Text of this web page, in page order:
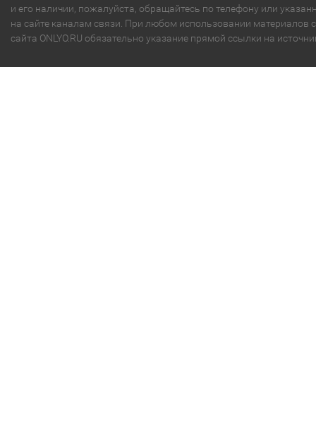
и его наличии, пожалуйста, обращайтесь по телефону или
на сайте каналам связи. При любом использовании материалов с
сайта ONLYO.RU обязательно указание прямой ссылки на